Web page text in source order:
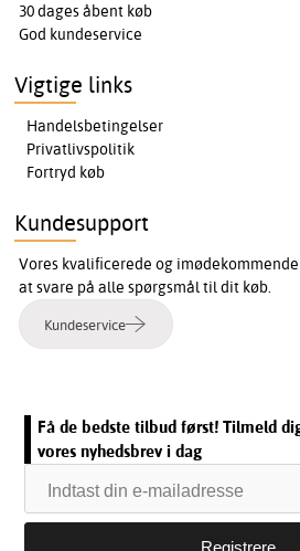
30 dages åbent køb
God kundeservice
Vigtige links
Handelsbetingelser
Privatlivspolitik
Fortryd køb
Kundesupport
Vores kvalificerede og
at svare på alle spørgsmål til dit køb.
Kundeservice
Få de bedste tilbud først! Tilmeld
vores nyhedsbrev i dag